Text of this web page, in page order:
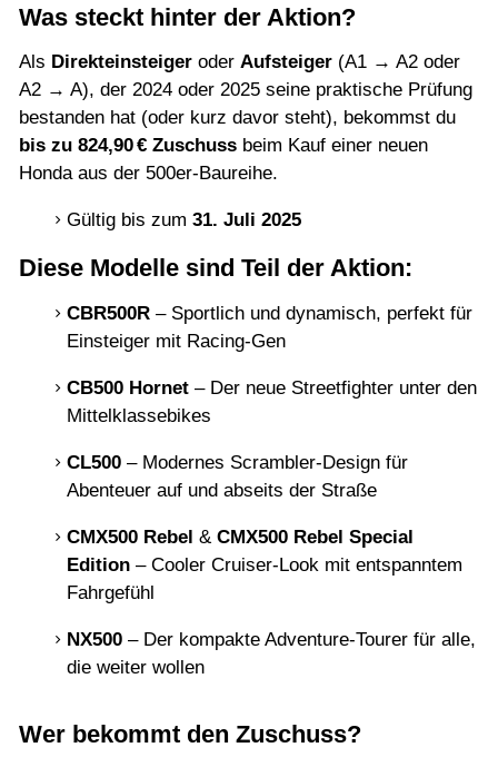
Was steckt hinter der Aktion?
Als Direkteinsteiger oder Aufsteiger (A1 → A2 oder
A2 → A), der 2024 oder 2025 seine praktische Prüfung
bestanden hat (oder kurz davor steht), bekommst du
bis zu 824,90 € Zuschuss beim Kauf einer neuen
Honda aus der 500er-Baureihe.
Gültig bis zum 31. Juli 2025
Diese Modelle sind Teil der Aktion:
CBR500R– Sportlich und dynamisch, perfekt für
Einsteiger mit Racing-Gen
CB500 Hornet– Der neue Streetfighter unter den
Mittelklassebikes
CL500– Modernes Scrambler-Design für
Abenteuer auf und abseits der Straße
CMX500 Rebel & CMX500 Rebel Special
Edition– Cooler Cruiser-Look mit entspanntem
Fahrgefühl
NX500– Der kompakte Adventure-Tourer für alle,
die weiter wollen
Wer bekommt den Zuschuss?